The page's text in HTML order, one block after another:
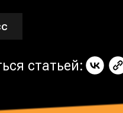
статьей: